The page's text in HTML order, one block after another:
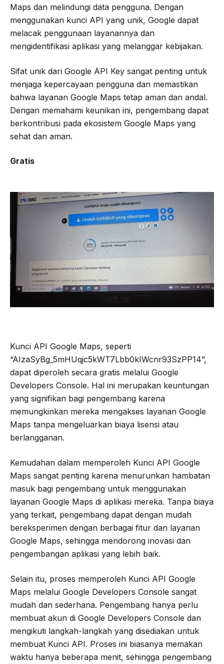
Maps dan melindungi data pengguna. Dengan
menggunakan kunci API yang unik, Google dapat
melacak penggunaan layanannya dan
mengidentifikasi aplikasi yang melanggar kebijakan.
Sifat unik dari Google API Key sangat penting untuk
menjaga kepercayaan pengguna dan memastikan
bahwa layanan Google Maps tetap aman dan andal.
Dengan memahami keunikan ini, pengembang dapat
berkontribusi pada ekosistem Google Maps yang
sehat dan aman.
Gratis
Kunci API Google Maps, seperti
“AIzaSyBg_5mHUqjc5kWT7Lbb0kIWcnr93SzPP14”,
dapat diperoleh secara gratis melalui Google
Developers Console. Hal ini merupakan keuntungan
yang signifikan bagi pengembang karena
memungkinkan mereka mengakses layanan Google
Maps tanpa mengeluarkan biaya lisensi atau
berlangganan.
Kemudahan dalam memperoleh Kunci API Google
Maps sangat penting karena menurunkan hambatan
masuk bagi pengembang untuk menggunakan
layanan Google Maps di aplikasi mereka. Tanpa biaya
yang terkait, pengembang dapat dengan mudah
bereksperimen dengan berbagai fitur dan layanan
Google Maps, sehingga mendorong inovasi dan
pengembangan aplikasi yang lebih baik.
Selain itu, proses memperoleh Kunci API Google
Maps melalui Google Developers Console sangat
mudah dan sederhana. Pengembang hanya perlu
membuat akun di Google Developers Console dan
mengikuti langkah-langkah yang disediakan untuk
membuat Kunci API. Proses ini biasanya memakan
waktu hanya beberapa menit, sehingga pengembang